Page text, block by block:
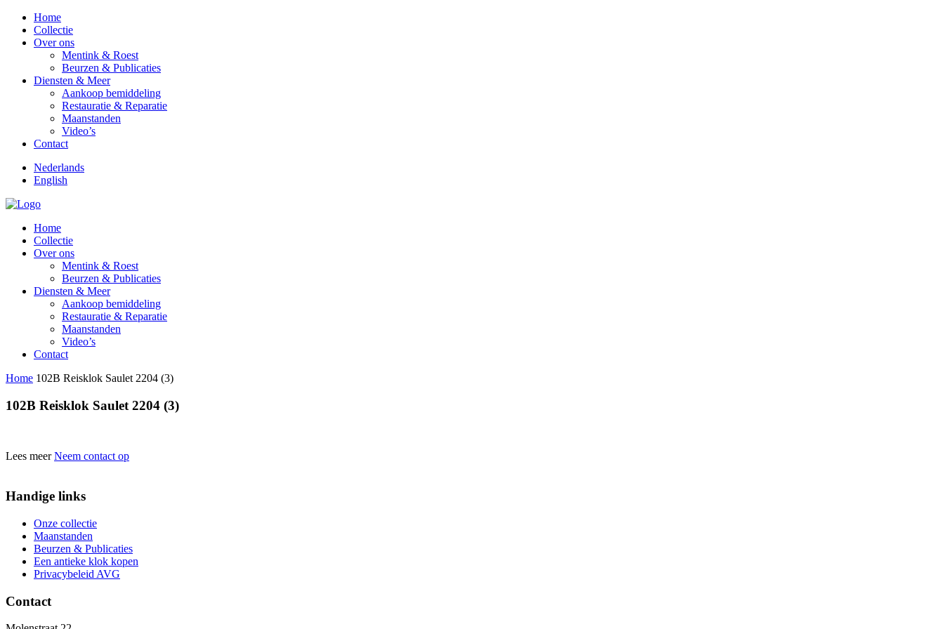
Home
Collectie
Over ons
Mentink & Roest
Beurzen & Publicaties
Diensten & Meer
Aankoop bemiddeling
Restauratie & Reparatie
Maanstanden
Video’s
Contact
Nederlands
English
Home
Collectie
Over ons
Mentink & Roest
Beurzen & Publicaties
Diensten & Meer
Aankoop bemiddeling
Restauratie & Reparatie
Maanstanden
Video’s
Contact
Home 102B Reisklok Saulet 2204 (3)
102B Reisklok Saulet 2204 (3)
Lees meer Neem contact op
Handige links
Onze collectie
Maanstanden
Beurzen & Publicaties
Een antieke klok kopen
Privacybeleid AVG
Contact